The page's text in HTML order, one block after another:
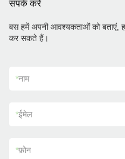
संपर्क करें
बस हमें अपनी आवश्यकताओं को बताएं,
कर सकते हैं।
*नाम
*ईमेल
*फ़ोन